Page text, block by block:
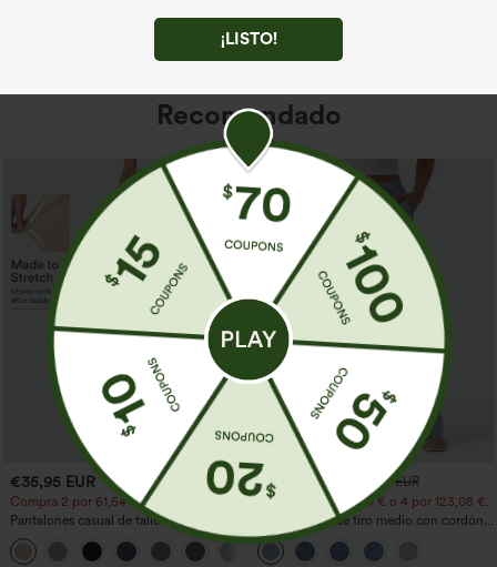
¡LISTO!
Recomendado
€35,95 EUR
Compra 2 por 61,54 € o 4 por 123,08 €.
Pantalones casual de talle alto y pierna
recta con tacto de lino y bolsillos
+5
€44,95 EUR
€49,95 EUR
Compra 2 por 61,54 € o 4 por 123,08 €.
Jeans casual de tiro medio con cordón y
bolsillos